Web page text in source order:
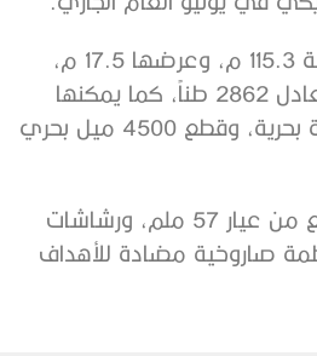
ويبلغ طول هذه السفينة 115.3 م، وعرضها 17.5 م،
ومقدار إزاحتها للمياه يعادل 2862 طناً، كما يمكنها
الحركة بسرعة 30 عقدة بحرية، وقطع 4500 ميل بحري
وسلّحت السفينة بمدافع من عيار 57 ملم، ورشاشات
ملم، وأنظمة صاروخية مضادة للأهداف